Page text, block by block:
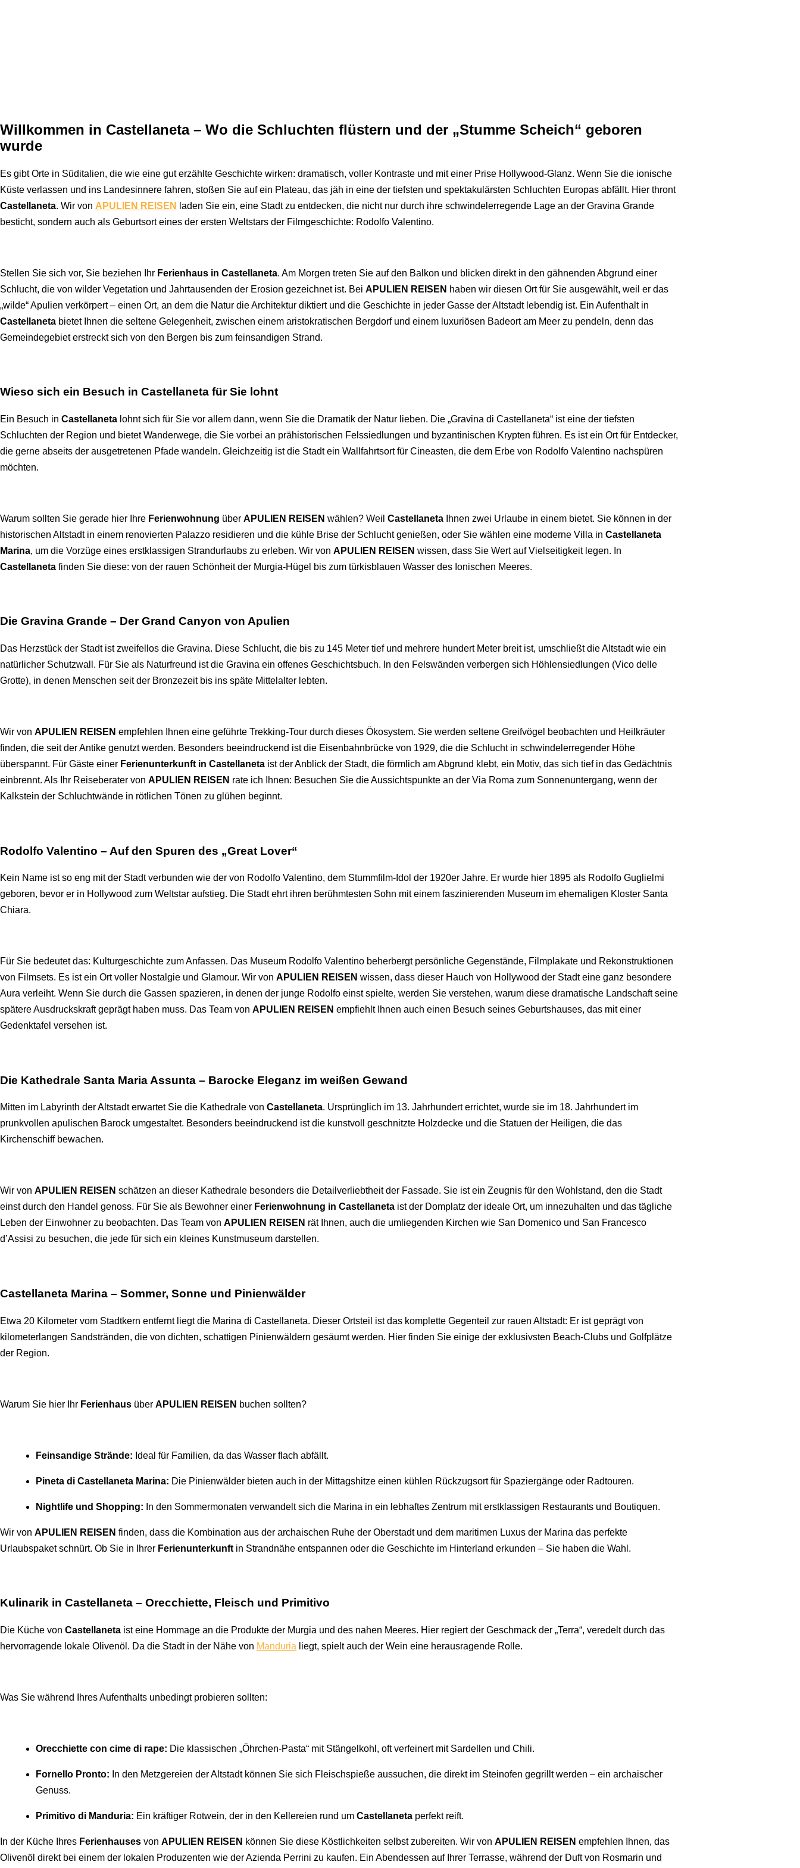
Willkommen in Castellaneta – Wo die Schluchten flüstern und der „Stumme Scheich“ geboren
wurde
Es gibt Orte in Süditalien, die wie eine gut erzählte Geschichte wirken: dramatisch, voller Kontraste und mit einer Prise Hollywood-Glanz. Wenn Sie die ionische
Küste verlassen und ins Landesinnere fahren, stoßen Sie auf ein Plateau, das jäh in eine der tiefsten und spektakulärsten Schluchten Europas abfällt. Hier thront
Castellaneta. Wir von APULIEN REISEN
laden Sie ein, eine Stadt zu entdecken, die nicht nur durch ihre schwindelerregende Lage an der Gravina Grande
besticht, sondern auch als Geburtsort eines der ersten Weltstars der Filmgeschichte: Rodolfo Valentino.
Stellen Sie sich vor, Sie beziehen Ihr Ferienhaus in Castellaneta. Am Morgen treten Sie auf den Balkon und blicken direkt in den gähnenden Abgrund einer
Schlucht, die von wilder Vegetation und Jahrtausenden der Erosion gezeichnet ist. Bei APULIEN REISEN haben wir diesen Ort für Sie ausgewählt, weil er das
„wilde“ Apulien verkörpert – einen Ort, an dem die Natur die Architektur diktiert und die Geschichte in jeder Gasse der Altstadt lebendig ist. Ein Aufenthalt in
Castellaneta bietet Ihnen die seltene Gelegenheit, zwischen einem aristokratischen Bergdorf und einem luxuriösen Badeort am Meer zu pendeln, denn das
Gemeindegebiet erstreckt sich von den Bergen bis zum feinsandigen Strand.
Wieso sich ein Besuch in Castellaneta für Sie lohnt
Ein Besuch in Castellaneta lohnt sich für Sie vor allem dann, wenn Sie die Dramatik der Natur lieben. Die „Gravina di Castellaneta“ ist eine der tiefsten
Schluchten der Region und bietet Wanderwege, die Sie vorbei an prähistorischen Felssiedlungen und byzantinischen Krypten führen. Es ist ein Ort für Entdecker,
die gerne abseits der ausgetretenen Pfade wandeln. Gleichzeitig ist die Stadt ein Wallfahrtsort für Cineasten, die dem Erbe von Rodolfo Valentino nachspüren
möchten.
Warum sollten Sie gerade hier Ihre Ferienwohnung über APULIEN REISEN wählen? Weil Castellaneta Ihnen zwei Urlaube in einem bietet. Sie können in der
historischen Altstadt in einem renovierten Palazzo residieren und die kühle Brise der Schlucht genießen, oder Sie wählen eine moderne Villa in Castellaneta
Marina, um die Vorzüge eines erstklassigen Strandurlaubs zu erleben. Wir von APULIEN REISEN wissen, dass Sie Wert auf Vielseitigkeit legen. In
Castellaneta finden Sie diese: von der rauen Schönheit der Murgia-Hügel bis zum türkisblauen Wasser des Ionischen Meeres.
Die Gravina Grande – Der Grand Canyon von Apulien
Das Herzstück der Stadt ist zweifellos die Gravina. Diese Schlucht, die bis zu 145 Meter tief und mehrere hundert Meter breit ist, umschließt die Altstadt wie ein
natürlicher Schutzwall. Für Sie als Naturfreund ist die Gravina ein offenes Geschichtsbuch. In den Felswänden verbergen sich Höhlensiedlungen (Vico delle
Grotte), in denen Menschen seit der Bronzezeit bis ins späte Mittelalter lebten.
Wir von APULIEN REISEN empfehlen Ihnen eine geführte Trekking-Tour durch dieses Ökosystem. Sie werden seltene Greifvögel beobachten und Heilkräuter
finden, die seit der Antike genutzt werden. Besonders beeindruckend ist die Eisenbahnbrücke von 1929, die die Schlucht in schwindelerregender Höhe
überspannt. Für Gäste einer Ferienunterkunft in Castellaneta ist der Anblick der Stadt, die förmlich am Abgrund klebt, ein Motiv, das sich tief in das Gedächtnis
einbrennt. Als Ihr Reiseberater von APULIEN REISEN rate ich Ihnen: Besuchen Sie die Aussichtspunkte an der Via Roma zum Sonnenuntergang, wenn der
Kalkstein der Schluchtwände in rötlichen Tönen zu glühen beginnt.
Rodolfo Valentino – Auf den Spuren des „Great Lover“
Kein Name ist so eng mit der Stadt verbunden wie der von Rodolfo Valentino, dem Stummfilm-Idol der 1920er Jahre. Er wurde hier 1895 als Rodolfo Guglielmi
geboren, bevor er in Hollywood zum Weltstar aufstieg. Die Stadt ehrt ihren berühmtesten Sohn mit einem faszinierenden Museum im ehemaligen Kloster Santa
Chiara.
Für Sie bedeutet das: Kulturgeschichte zum Anfassen. Das Museum Rodolfo Valentino beherbergt persönliche Gegenstände, Filmplakate und Rekonstruktionen
von Filmsets. Es ist ein Ort voller Nostalgie und Glamour. Wir von APULIEN REISEN wissen, dass dieser Hauch von Hollywood der Stadt eine ganz besondere
Aura verleiht. Wenn Sie durch die Gassen spazieren, in denen der junge Rodolfo einst spielte, werden Sie verstehen, warum diese dramatische Landschaft seine
spätere Ausdruckskraft geprägt haben muss. Das Team von APULIEN REISEN empfiehlt Ihnen auch einen Besuch seines Geburtshauses, das mit einer
Gedenktafel versehen ist.
Die Kathedrale Santa Maria Assunta – Barocke Eleganz im weißen Gewand
Mitten im Labyrinth der Altstadt erwartet Sie die Kathedrale von Castellaneta. Ursprünglich im 13. Jahrhundert errichtet, wurde sie im 18. Jahrhundert im
prunkvollen apulischen Barock umgestaltet. Besonders beeindruckend ist die kunstvoll geschnitzte Holzdecke und die Statuen der Heiligen, die das
Kirchenschiff bewachen.
Wir von APULIEN REISEN schätzen an dieser Kathedrale besonders die Detailverliebtheit der Fassade. Sie ist ein Zeugnis für den Wohlstand, den die Stadt
einst durch den Handel genoss. Für Sie als Bewohner einer Ferienwohnung in Castellaneta ist der Domplatz der ideale Ort, um innezuhalten und das tägliche
Leben der Einwohner zu beobachten. Das Team von APULIEN REISEN rät Ihnen, auch die umliegenden Kirchen wie San Domenico und San Francesco
d’Assisi zu besuchen, die jede für sich ein kleines Kunstmuseum darstellen.
Castellaneta Marina – Sommer, Sonne und Pinienwälder
Etwa 20 Kilometer vom Stadtkern entfernt liegt die Marina di Castellaneta. Dieser Ortsteil ist das komplette Gegenteil zur rauen Altstadt: Er ist geprägt von
kilometerlangen Sandstränden, die von dichten, schattigen Pinienwäldern gesäumt werden. Hier finden Sie einige der exklusivsten Beach-Clubs und Golfplätze
der Region.
Warum Sie hier Ihr Ferienhaus über APULIEN REISEN buchen sollten?
Feinsandige Strände: Ideal für Familien, da das Wasser flach abfällt.
Pineta di Castellaneta Marina: Die Pinienwälder bieten auch in der Mittagshitze einen kühlen Rückzugsort für Spaziergänge oder Radtouren.
Nightlife und Shopping: In den Sommermonaten verwandelt sich die Marina in ein lebhaftes Zentrum mit erstklassigen Restaurants und Boutiquen.
Wir von APULIEN REISEN finden, dass die Kombination aus der archaischen Ruhe der Oberstadt und dem maritimen Luxus der Marina das perfekte
Urlaubspaket schnürt. Ob Sie in Ihrer Ferienunterkunft in Strandnähe entspannen oder die Geschichte im Hinterland erkunden – Sie haben die Wahl.
Kulinarik in Castellaneta – Orecchiette, Fleisch und Primitivo
Die Küche von Castellaneta ist eine Hommage an die Produkte der Murgia und des nahen Meeres. Hier regiert der Geschmack der „Terra“, veredelt durch das
hervorragende lokale Olivenöl. Da die Stadt in der Nähe von Manduria liegt, spielt auch der Wein eine herausragende Rolle.
Was Sie während Ihres Aufenthalts unbedingt probieren sollten:
Orecchiette con cime di rape: Die klassischen „Öhrchen-Pasta“ mit Stängelkohl, oft verfeinert mit Sardellen und Chili.
Fornello Pronto: In den Metzgereien der Altstadt können Sie sich Fleischspieße aussuchen, die direkt im Steinofen gegrillt werden – ein archaischer
Genuss.
Primitivo di Manduria: Ein kräftiger Rotwein, der in den Kellereien rund um Castellaneta perfekt reift.
In der Küche Ihres Ferienhauses von APULIEN REISEN können Sie diese Köstlichkeiten selbst zubereiten. Wir von APULIEN REISEN empfehlen Ihnen, das
Olivenöl direkt bei einem der lokalen Produzenten wie der Azienda Perrini zu kaufen. Ein Abendessen auf Ihrer Terrasse, während der Duft von Rosmarin und